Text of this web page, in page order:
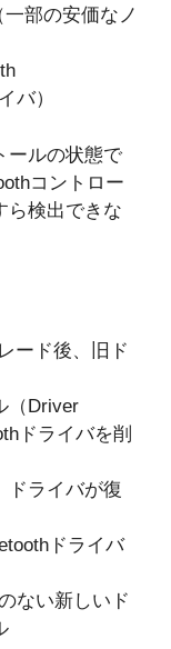
部の安価なノ
バ）
ールの状態で
コントロー
ら検出できな
ード後、旧ド
（Driver
ドライバを削
ドライバが復
ドライバ
ない新しいド